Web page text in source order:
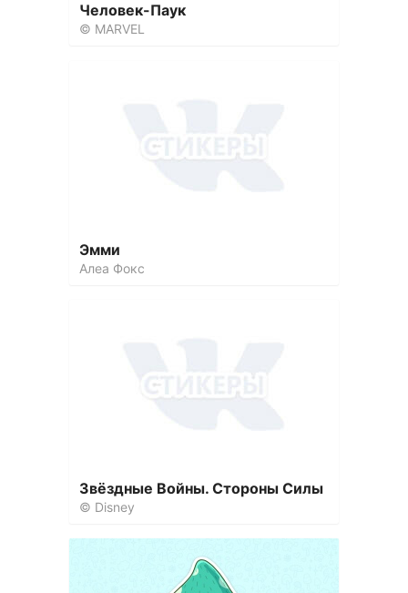
Человек-Паук
© MARVEL
Эмми
Алеа Фокс
Звёздные Войны. Стороны Силы
© Disney